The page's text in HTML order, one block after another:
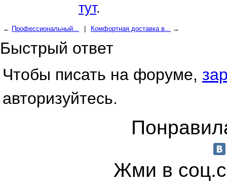
тут.
← Профессиональный... Комфортная доставка в... →
Быстрый ответ
Чтобы писать на форуме,
авторизуйтесь.
Жми в